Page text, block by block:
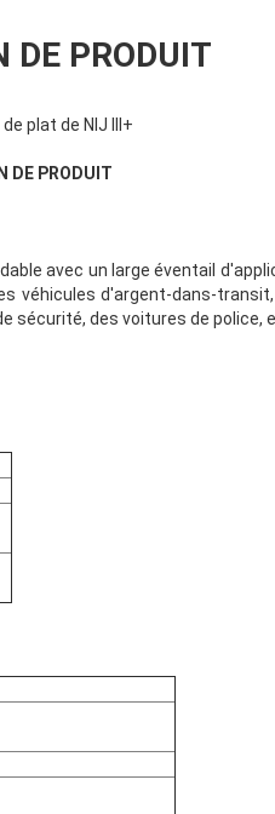
DE PRODUIT
plat de NIJ III+
DE PRODUIT
avec un large éventail
véhicules d'argent-dans-
sécurité, des voitures de police,